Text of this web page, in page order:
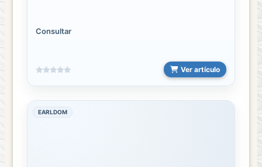
Consultar
Ver artículo
EARLDOM